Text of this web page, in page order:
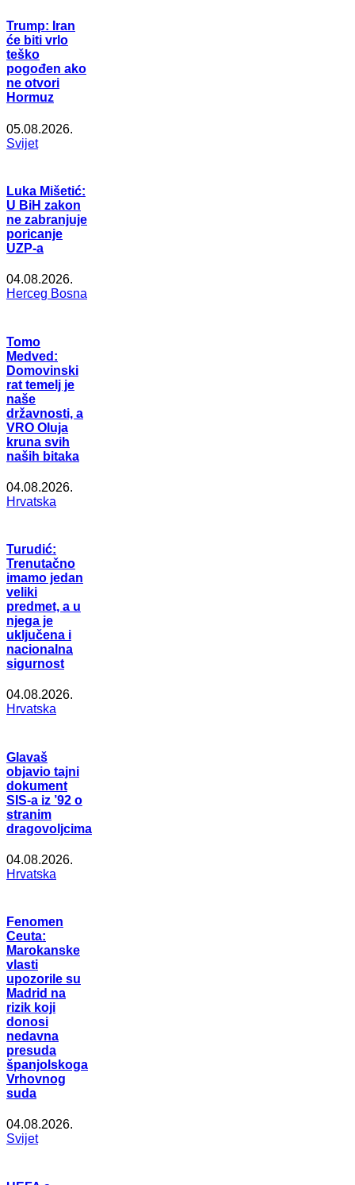
Trump: Iran
će biti vrlo
teško
pogođen ako
ne otvori
Hormuz
05.08.2026.
Svijet
Luka Mišetić:
U BiH zakon
ne zabranjuje
poricanje
UZP-a
04.08.2026.
Herceg Bosna
Tomo
Medved:
Domovinski
rat temelj je
naše
državnosti, a
VRO Oluja
kruna svih
naših bitaka
04.08.2026.
Hrvatska
Turudić:
Trenutačno
imamo jedan
veliki
predmet, a u
njega je
uključena i
nacionalna
sigurnost
04.08.2026.
Hrvatska
Glavaš
objavio tajni
dokument
SIS-a iz ’92 o
stranim
dragovoljcima
04.08.2026.
Hrvatska
Fenomen
Ceuta:
Marokanske
vlasti
upozorile su
Madrid na
rizik koji
donosi
nedavna
presuda
španjolskoga
Vrhovnog
suda
04.08.2026.
Svijet